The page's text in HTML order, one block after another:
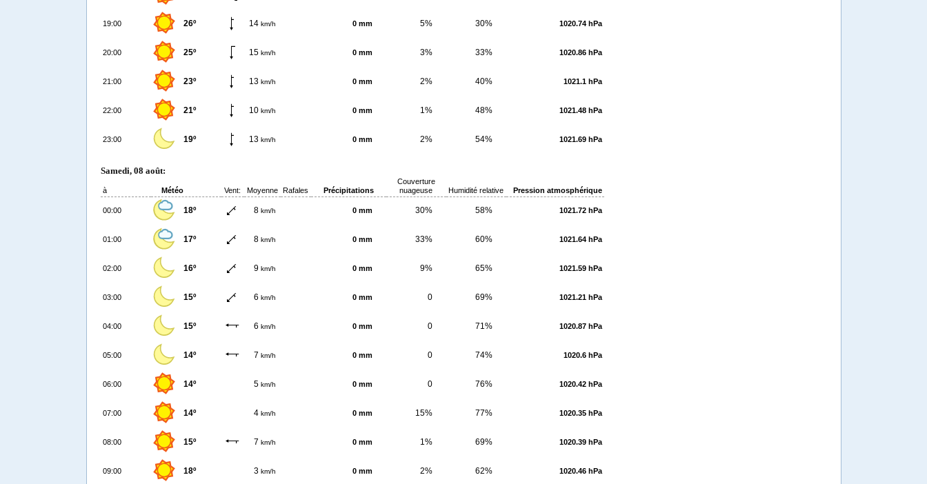
19:00 26º 14 km/h 0 mm 5% 30% 1020.74 hPa
20:00 25º 15 km/h 0 mm 3% 33% 1020.86 hPa
21:00 23º 13 km/h 0 mm 2% 40% 1021.1 hPa
22:00 21º 10 km/h 0 mm 1% 48% 1021.48 hPa
23:00 19º 13 km/h 0 mm 2% 54% 1021.69 hPa
Samedi, 08 août:
à Météo Vent: Moyenne Rafales Précipitations
Couverture
nuageuse
Humidité relative Pression atmosphérique
00:00 18º 8 km/h 0 mm 30% 58% 1021.72 hPa
01:00 17º 8 km/h 0 mm 33% 60% 1021.64 hPa
02:00 16º 9 km/h 0 mm 9% 65% 1021.59 hPa
03:00 15º 6 km/h 0 mm 0 69% 1021.21 hPa
04:00 15º 6 km/h 0 mm 0 71% 1020.87 hPa
05:00 14º 7 km/h 0 mm 0 74% 1020.6 hPa
06:00 14º 5 km/h 0 mm 0 76% 1020.42 hPa
07:00 14º 4 km/h 0 mm 15% 77% 1020.35 hPa
08:00 15º 7 km/h 0 mm 1% 69% 1020.39 hPa
09:00 18º 3 km/h 0 mm 2% 62% 1020.46 hPa